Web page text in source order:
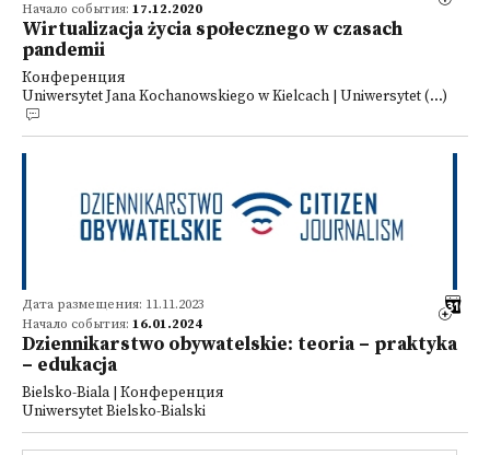
Начало события: 17.12.2020
Wirtualizacja życia społecznego w czasach
pandemii
Конференция
Uniwersytet Jana Kochanowskiego w Kielcach | Uniwersytet (...)
Дата размещения: 11.11.2023
Начало события: 16.01.2024
Dziennikarstwo obywatelskie: teoria – praktyka
– edukacja
Bielsko-Biala | Конференция
Uniwersytet Bielsko-Bialski